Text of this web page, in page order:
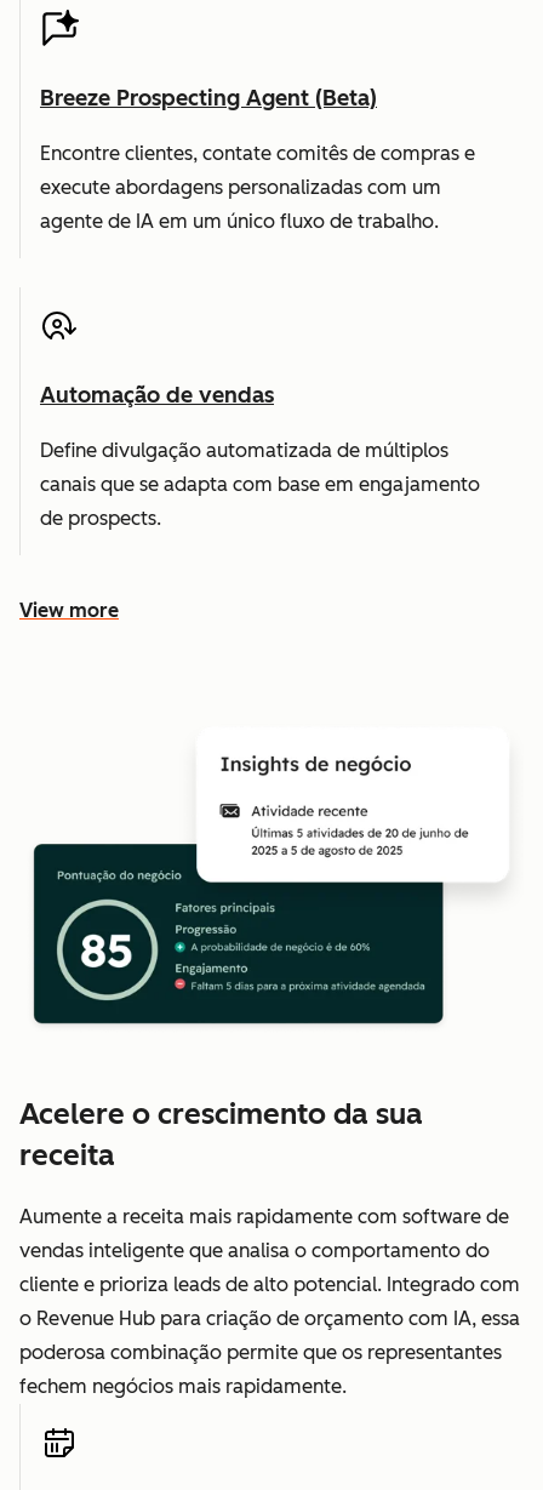
Breeze Prospecting Agent (Beta)
Encontre clientes, contate comitês de compras e
execute abordagens personalizadas com um
agente de IA em um único fluxo de trabalho.
Automação de vendas
Define divulgação automatizada de múltiplos
canais que se adapta com base em engajamento
de prospects.
View more
Acelere o crescimento da sua
receita
Aumente a receita mais rapidamente com software de
vendas inteligente que analisa o comportamento do
cliente e prioriza leads de alto potencial. Integrado com
o Revenue Hub para criação de orçamento com IA, essa
poderosa combinação permite que os representantes
fechem negócios mais rapidamente.